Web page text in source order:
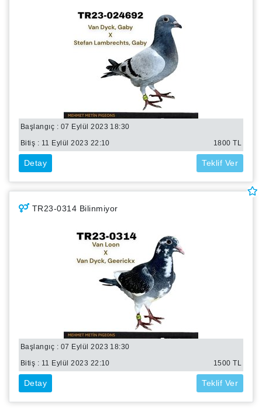
Başlangıç : 07 Eylül 2023 18:30
Bitiş : 11 Eylül 2023 22:10 1800TL
Detay Teklif Ver
TR23-0314 Bilinmiyor
Başlangıç : 07 Eylül 2023 18:30
Bitiş : 11 Eylül 2023 22:10 1500TL
Detay Teklif Ver